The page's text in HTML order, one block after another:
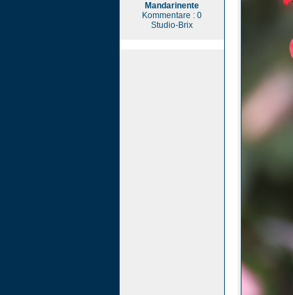
Mandarinente
Kommentare : 0
Studio-Brix